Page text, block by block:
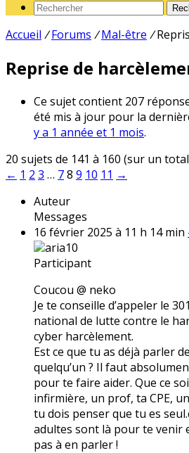
Accueil / Forums / Mal-être /
Reprise de
Ce sujet contient 207
été mis à jour pour la
y a 1 année et 1 mois.
20 sujets de 141 à 160 (sur un
← 1 2 3 … 78 9 10 11 →
Auteur
Messages
16 février 2025 à 11 h 14 min
aria10
Participant
Coucou @ neko
Je te conseille d’appeler le
national de lutte contre le
cyber harcèlement.
Est ce que tu as déjà parler
quelqu’un ? Il faut
pour te faire aider. Que ce
infirmière, un prof, ta CPE,
tu dois penser que tu es
adultes sont là pour te venir
pas à en parler !